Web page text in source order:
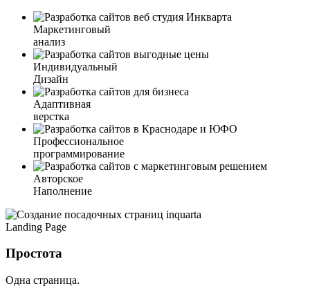
Маркетинговый
анализ
Индивидуальный
Дизайн
Адаптивная
верстка
Профессиональное
программирование
Авторское
Наполнение
Landing Page
Простота
Одна страница.